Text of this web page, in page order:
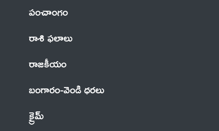
పంచాంగం
రాశి ఫలాలు
రాజకీయం
బంగారం-వెండి ధరలు
క్రైమ్